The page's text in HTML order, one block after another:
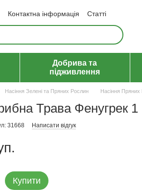
Контактна інформація
Статті
Договір публічної оферти
Добрива та
підживлення
Насіння Зелені та Пряних Рослин Насіння Пряних
Трава Фенугрек
31668 Написати відгук
Купити